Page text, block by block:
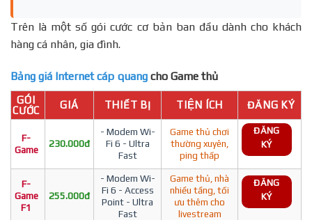
Trên là một số gói cước cơ bản ban đầu dành cho khách
hàng cá nhân, gia đình.
Bảng giá Internet cáp quang cho Game thủ
GÓI
CƯỚC
GIÁ THIẾT BỊ TIỆN ÍCH ĐĂNG KÝ
F-
Game
230.000đ
- Modem Wi-
Fi 6 - Ultra
Fast
Game thủ chơi
thường xuyên,
ping thấp
ĐĂNG
KÝ
F-
Game
F1
255.000đ
- Modem Wi-
Fi 6 - Access
Point - Ultra
Fast
Game thủ, nhà
nhiều tầng, tối
ưu thêm cho
livestream
ĐĂNG
KÝ